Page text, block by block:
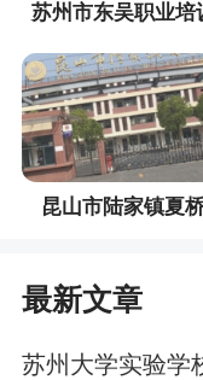
苏州市东吴职业培
昆山市陆家镇夏
最新文章
苏州大学实验学